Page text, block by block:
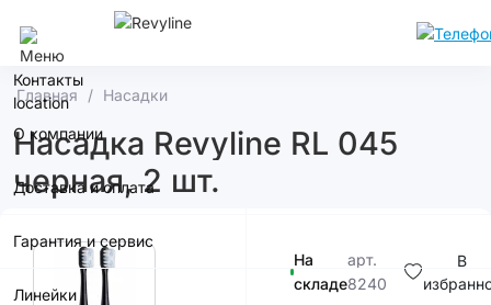
Контакты
О компании
Доставка и оплата
Гарантия и сервис
Линейки
Главная Насадки
Насадка Revyline RL 045
черная, 2 шт.
На
складе
арт.
8240
В